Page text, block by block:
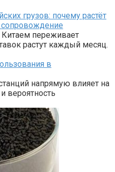
грузов: почему растёт
сопровождение
переживает
растут каждый месяц.
в
напрямую влияет на
вероятность